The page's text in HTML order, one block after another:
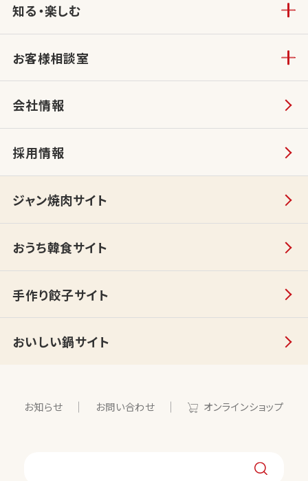
知る・楽しむ
お客様相談室
会社情報
採用情報
ジャン焼肉サイト
おうち韓食サイト
手作り餃子サイト
おいしい鍋サイト
お知らせ お問い合わせ オンラインショップ